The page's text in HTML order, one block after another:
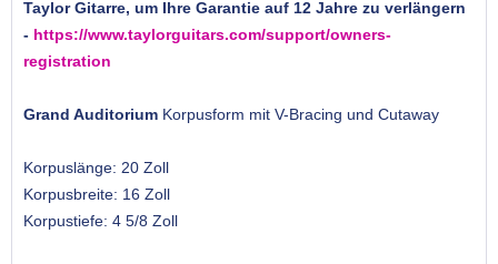
Taylor Gitarre, um Ihre Garantie auf 12 Jahre zu verlängern
- https://www.taylorguitars.com/support/owners-
registration
Grand Auditorium Korpusform mit V-Bracing und Cutaway
Korpuslänge: 20 Zoll
Korpusbreite: 16 Zoll
Korpustiefe: 4 5/8 Zoll